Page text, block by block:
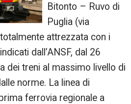
Bitonto – Ruvo di
Puglia (via
attrezzata con i
dall’ANSF, dal 26
dei treni al massimo livello di
norme. La linea di
ferrovia regionale a